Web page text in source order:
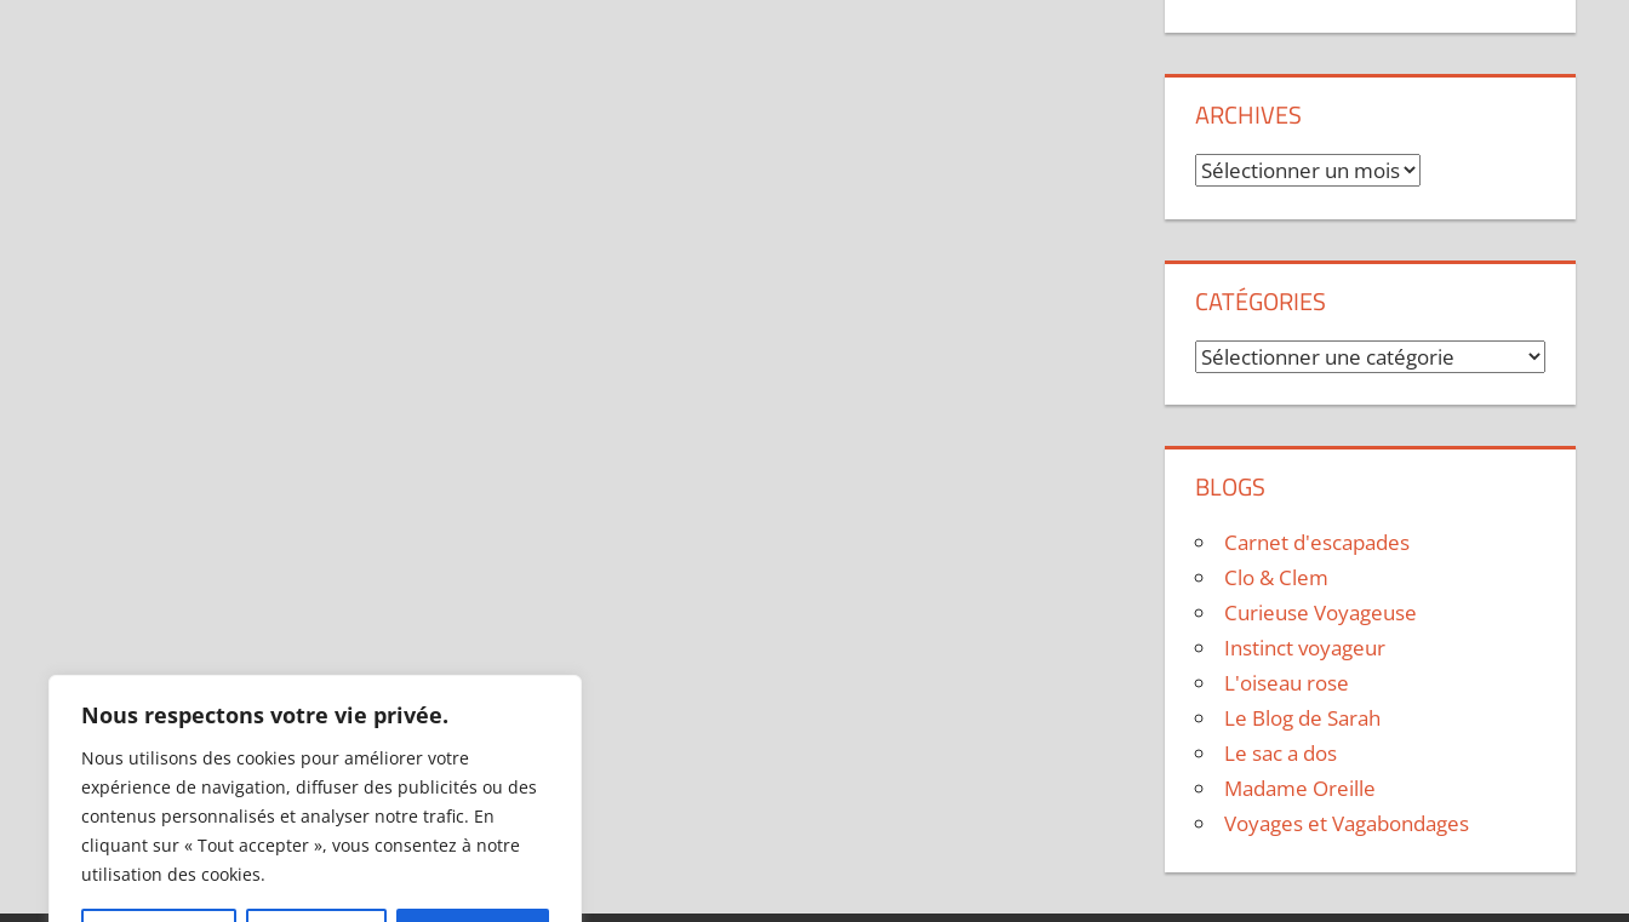
Nous respectons votre vie privée.
Nous utilisons des cookies pour améliorer votre
expérience de navigation, diffuser des publicités ou des
contenus personnalisés et analyser notre trafic. En
cliquant sur « Tout accepter », vous consentez à notre
utilisation des cookies.
ARCHIVES
Archives
CATÉGORIES
Catégories
BLOGS
Carnet d'escapades
Clo & Clem
Curieuse Voyageuse
Instinct voyageur
L'oiseau rose
Le Blog de Sarah
Le sac a dos
Madame Oreille
Voyages et Vagabondages